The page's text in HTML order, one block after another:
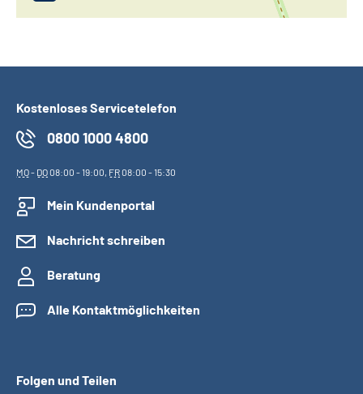
Kostenloses Servicetelefon
0800 1000 4800
MO- DO08:00 - 19:00, FR08:00 - 15:30
Mein Kundenportal
Nachricht schreiben
Beratung
Alle Kontaktmöglichkeiten
Folgen und Teilen